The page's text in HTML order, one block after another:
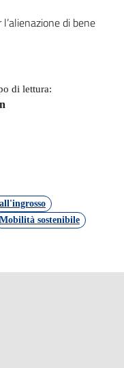
di bene
di lettura:
Mobilità sostenibile